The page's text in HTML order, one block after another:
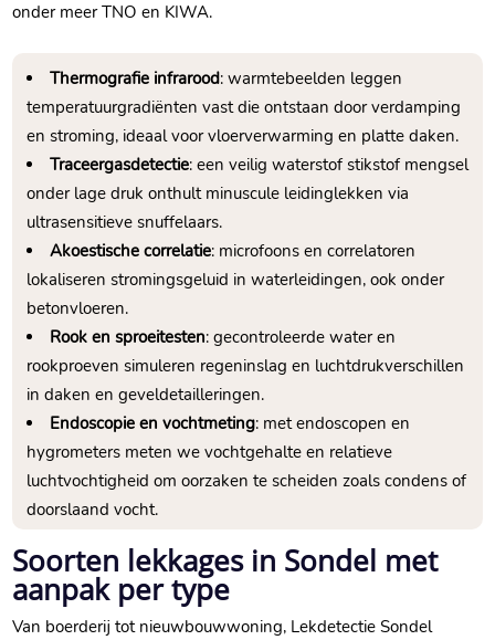
onder meer TNO en KIWA.
Thermografie infrarood: warmtebeelden leggen
temperatuurgradiënten vast die ontstaan door verdamping
en stroming, ideaal voor vloerverwarming en platte daken.
Traceergasdetectie: een veilig waterstof stikstof mengsel
onder lage druk onthult minuscule leidinglekken via
ultrasensitieve snuffelaars.
Akoestische correlatie: microfoons en correlatoren
lokaliseren stromingsgeluid in waterleidingen, ook onder
betonvloeren.
Rook en sproeitesten: gecontroleerde water en
rookproeven simuleren regeninslag en luchtdrukverschillen
in daken en geveldetailleringen.
Endoscopie en vochtmeting: met endoscopen en
hygrometers meten we vochtgehalte en relatieve
luchtvochtigheid om oorzaken te scheiden zoals condens of
doorslaand vocht.
Soorten lekkages in Sondel met
aanpak per type
Van boerderij tot nieuwbouwwoning, Lekdetectie Sondel